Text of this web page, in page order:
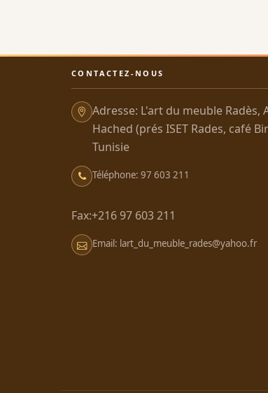
CONTACTEZ-NOUS
Adresse: L'art du meuble Radès,
Hached (prés ISET Rades, café
Tunisie
Téléphone: 97 603 211
Fax:+216 97 603 211
Email: lart_du_meuble_rades@yahoo.fr